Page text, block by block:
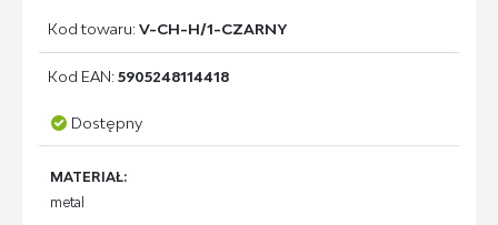
Kod towaru:V-CH-H/1-CZARNY
Kod EAN:5905248114418
Dostępny
MATERIAŁ:
metal